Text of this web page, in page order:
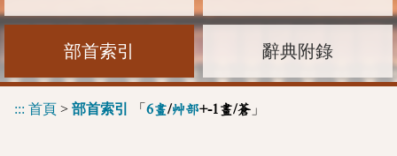
部首索引 辭典附錄
::: 首頁 > 部首索引 「 6畫/艸部+-1畫/蒼 」